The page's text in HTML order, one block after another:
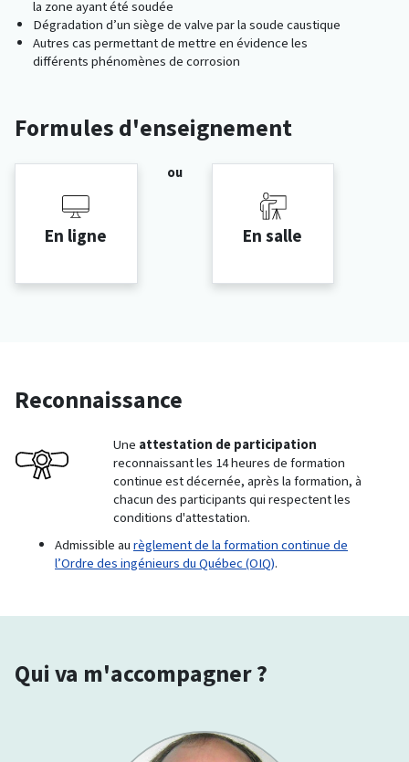
la zone ayant été soudée
Dégradation d’un siège de valve par la soude caustique
Autres cas permettant de mettre en évidence les
différents phénomènes de corrosion
Formules d'enseignement
En ligne
ou
En salle
Reconnaissance
Une attestation de participation
reconnaissant les 14 heures de formation
continue est décernée, après la formation, à
chacun des participants qui respectent les
conditions d'attestation.
Admissible au règlement de la formation continue de
l’Ordre des ingénieurs du Québec (OIQ).
Qui va m'accompagner ?